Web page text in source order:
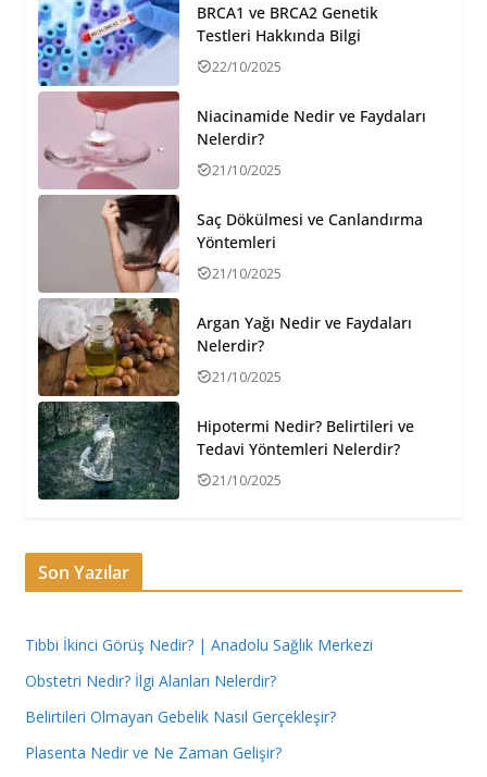
BRCA1 ve BRCA2 Genetik
Testleri Hakkında Bilgi
22/10/2025
Niacinamide Nedir ve Faydaları
Nelerdir?
21/10/2025
Saç Dökülmesi ve Canlandırma
Yöntemleri
21/10/2025
Argan Yağı Nedir ve Faydaları
Nelerdir?
21/10/2025
Hipotermi Nedir? Belirtileri ve
Tedavi Yöntemleri Nelerdir?
21/10/2025
Son Yazılar
Tıbbi İkinci Görüş Nedir? | Anadolu Sağlık Merkezi
Obstetri Nedir? İlgi Alanları Nelerdir?
Belirtileri Olmayan Gebelik Nasıl Gerçekleşir?
Plasenta Nedir ve Ne Zaman Gelişir?